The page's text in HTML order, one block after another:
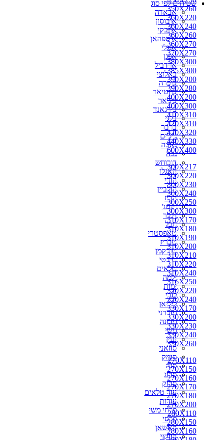
שטיחים לפי סוג
אבאדה
אובוסון
אוזבקי
איספהאן
אנגלי
אפגן
ארדביל
באלוצי
בוכרה
בחטיאר
ביג'אר
בירגאנד
בלגי
ברבר
ג'יג'ים
גאבה
גבה
דורוחש
האגלו
הודי
הולביין
הריז
וינטג'
זיגלר
חבל
טאפסטרי
טבריז
טורקמן
טיבטי
טלאים
ילמה
ימות
לורי
ליליאן
מודרני
מכונה
משי
נעין
סוזאני
סומק
סנה
סרוג
סרוק
עור טלאים
עורות
פרחי משי
פרסי
קאשאן
קווקזי
350X260
360X220
360X240
360X260
360X270
370X270
380X300
385X300
390X200
390X280
400X200
400X300
410X310
420X310
420X320
440X330
600X400
300X217
300X220
300X230
300X240
300X250
300X300
310X170
310X180
310X190
310X200
310X210
310X220
310X240
316X250
320X220
320X240
330X170
330X200
330X230
330X240
330X260
270X110
270X150
270X160
270X170
270X180
270X200
280X110
280X150
280X160
270X150
270X160
270X170
270X200
280X160
280X180
280X200
290X180
300X180
310X190
310X210
350X250
360X220
360X260
370X270
400X300